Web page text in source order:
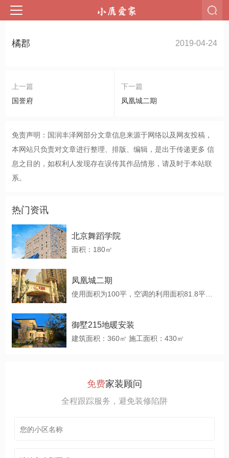
橘郡 2019-04-24
上一篇
国誉府
下一篇
凤凰城二期
免责声明：国润丰泽网部分文章信息来源于网络以及网友投稿，
本网站只负责对文章进行整理、排版、编辑，是出于传递更多 信
息之目的，如权利人发现存在误传其作品情形，请及时于本站联
系。
热门资讯
北京舞蹈学院
面积：180㎡
凤凰城二期
使用面积为100平，空调的利用面积81.8平，客户房屋为15层，客厅较大，空调新风共用一个风口，简约美观
御墅215地暖安装
建筑面积：360㎡ 施工面积：430㎡
免费家装顾问
全程跟踪服务，避免装修陷阱